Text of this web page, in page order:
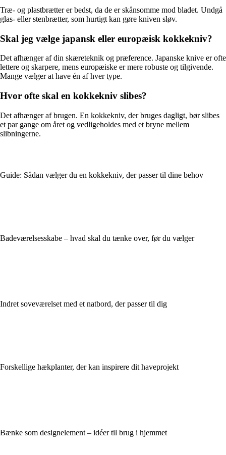
Træ- og plastbrætter er bedst, da de er skånsomme mod bladet. Undgå
glas- eller stenbrætter, som hurtigt kan gøre kniven sløv.
Skal jeg vælge japansk eller europæisk kokkekniv?
Det afhænger af din skæreteknik og præference. Japanske knive er ofte
lettere og skarpere, mens europæiske er mere robuste og tilgivende.
Mange vælger at have én af hver type.
Hvor ofte skal en kokkekniv slibes?
Det afhænger af brugen. En kokkekniv, der bruges dagligt, bør slibes
et par gange om året og vedligeholdes med et bryne mellem
slibningerne.
Guide: Sådan vælger du en kokkekniv, der passer til dine behov
Badeværelsesskabe – hvad skal du tænke over, før du vælger
Indret soveværelset med et natbord, der passer til dig
Forskellige hækplanter, der kan inspirere dit haveprojekt
Bænke som designelement – idéer til brug i hjemmet